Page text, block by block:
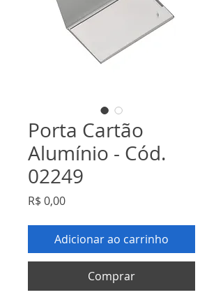
Porta Cartão
Alumínio - Cód.
02249
R$ 0,00Preço
Adicionar ao carrinho
Comprar